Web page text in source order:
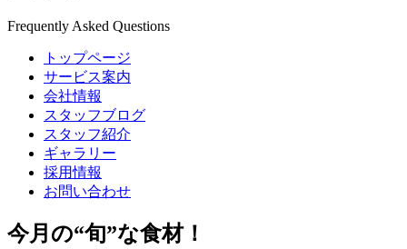
Frequently Asked Questions
トップページ
サービス案内
会社情報
スタッフブログ
スタッフ紹介
ギャラリー
採用情報
お問い合わせ
今月の“旬”な食材！